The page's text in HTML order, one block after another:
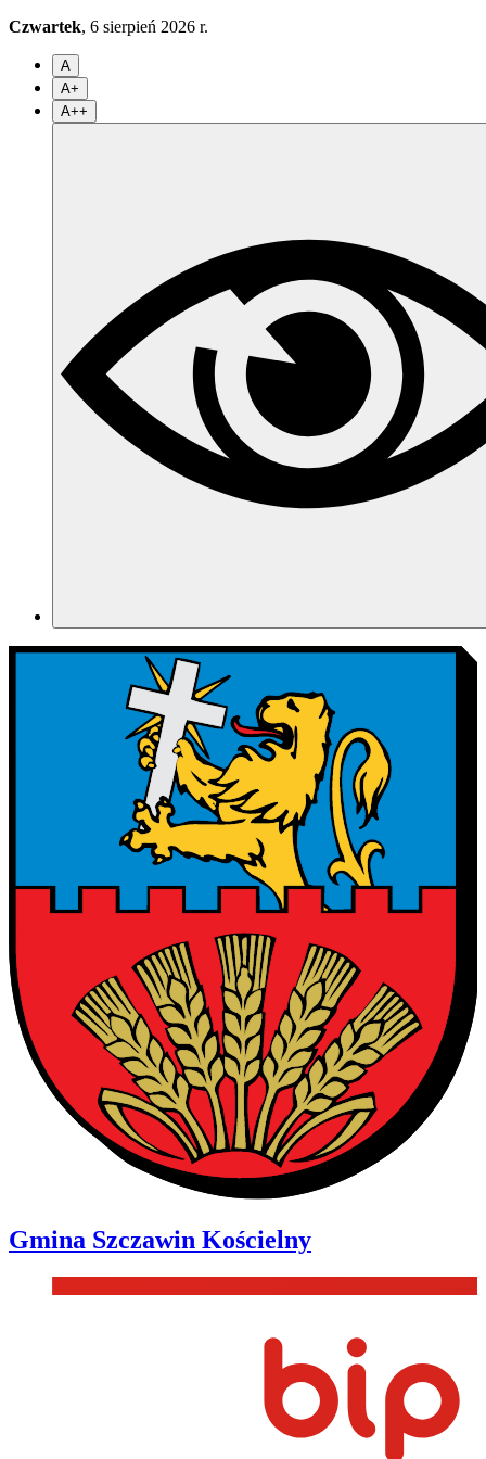
Czwartek, 6 sierpień 2026 r.
A
A+
A++
Gmina Szczawin Kościelny